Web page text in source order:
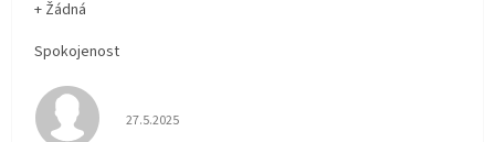
+ Žádná
Spokojenost
Hodnocení obchodu je 5 z 5 hvězdiček.
27.5.2025